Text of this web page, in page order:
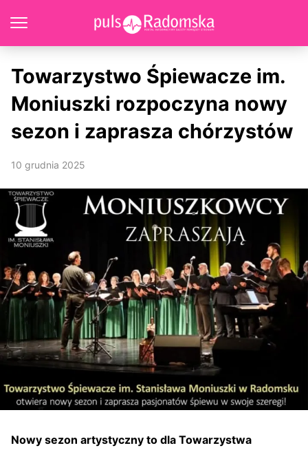
Towarzystwo Śpiewacze im.
Moniuszki rozpoczyna nowy
sezon i zaprasza chórzystów
10 grudnia 2025
Nowy sezon artystyczny to dla Towarzystwa